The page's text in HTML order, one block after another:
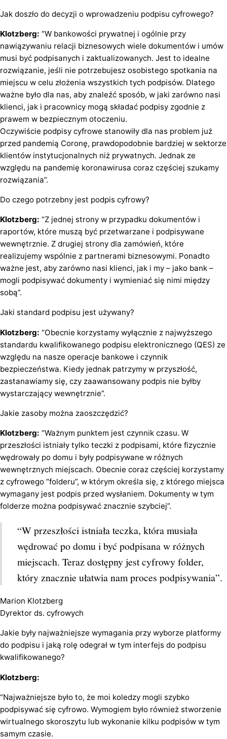
Jak doszło do decyzji o wprowadzeniu podpisu cyfrowego?
Klotzberg: “W bankowości prywatnej i ogólnie przy
nawiązywaniu relacji biznesowych wiele dokumentów i umów
musi być podpisanych i zaktualizowanych. Jest to idealne
rozwiązanie, jeśli nie potrzebujesz osobistego spotkania na
miejscu w celu złożenia wszystkich tych podpisów. Dlatego
ważne było dla nas, aby znaleźć sposób, w jaki zarówno nasi
klienci, jak i pracownicy mogą składać podpisy zgodnie z
prawem w bezpiecznym otoczeniu.
Oczywiście podpisy cyfrowe stanowiły dla nas problem już
przed pandemią Coronę, prawdopodobnie bardziej w sektorze
klientów instytucjonalnych niż prywatnych. Jednak ze
względu na pandemię koronawirusa coraz częściej szukamy
rozwiązania”.
Do czego potrzebny jest podpis cyfrowy?
Klotzberg: “Z jednej strony w przypadku dokumentów i
raportów, które muszą być przetwarzane i podpisywane
wewnętrznie. Z drugiej strony dla zamówień, które
realizujemy wspólnie z partnerami biznesowymi. Ponadto
ważne jest, aby zarówno nasi klienci, jak i my – jako bank –
mogli podpisywać dokumenty i wymieniać się nimi między
sobą”.
Jaki standard podpisu jest używany?
Klotzberg: “Obecnie korzystamy wyłącznie z najwyższego
standardu kwalifikowanego podpisu elektronicznego (QES) ze
względu na nasze operacje bankowe i czynnik
bezpieczeństwa. Kiedy jednak patrzymy w przyszłość,
zastanawiamy się, czy zaawansowany podpis nie byłby
wystarczający wewnętrznie”.
Jakie zasoby można zaoszczędzić?
Klotzberg: “Ważnym punktem jest czynnik czasu. W
przeszłości istniały tylko teczki z podpisami, które fizycznie
wędrowały po domu i były podpisywane w różnych
wewnętrznych miejscach. Obecnie coraz częściej korzystamy
z cyfrowego “folderu”, w którym określa się, z którego miejsca
wymagany jest podpis przed wysłaniem. Dokumenty w tym
folderze można podpisywać znacznie szybciej”.
“W przeszłości istniała teczka, która musiała
wędrować po domu i być podpisana w różnych
miejscach. Teraz dostępny jest cyfrowy folder,
który znacznie ułatwia nam proces podpisywania”.
Marion Klotzberg
Dyrektor ds. cyfrowych
Jakie były najważniejsze wymagania przy wyborze platformy
do podpisu i jaką rolę odegrał w tym interfejs do podpisu
kwalifikowanego?
Klotzberg:
“Najważniejsze było to, że moi koledzy mogli szybko
podpisywać się cyfrowo. Wymogiem było również stworzenie
wirtualnego skoroszytu lub wykonanie kilku podpisów w tym
samym czasie.